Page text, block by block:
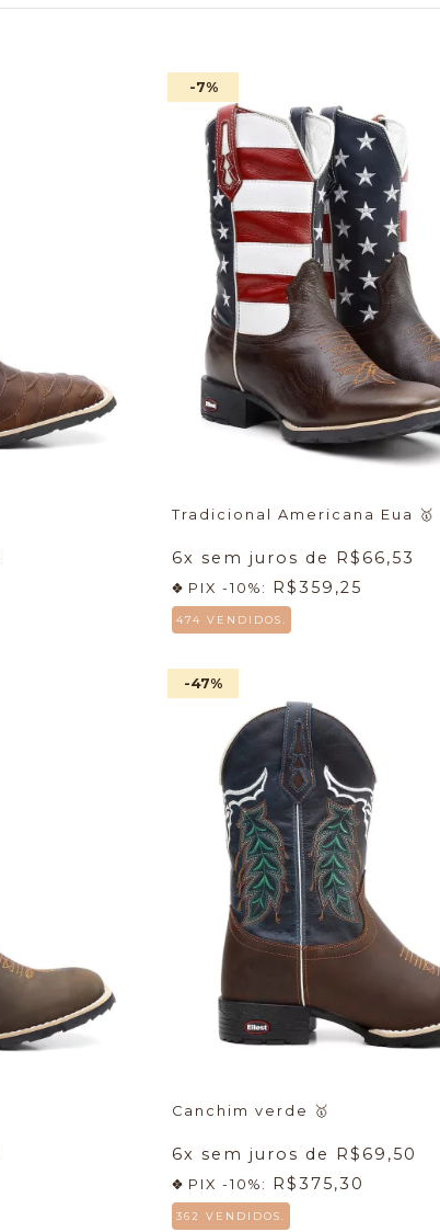
-7%
Tradicional Americana Eua 🥇
6x sem juros de R$66,53
PIX -10%: R$359,25
474 VENDIDOS.
-47%
Canchim verde 🥇
6x sem juros de R$69,50
PIX -10%: R$375,30
362 VENDIDOS.